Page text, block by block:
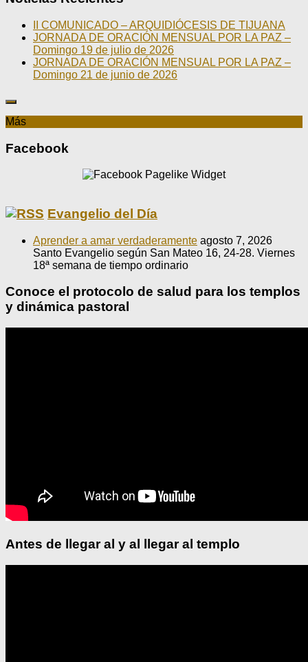
II COMUNICADO – ARQUIDIÓCESIS DE TIJUANA
JORNADA DE ORACIÓN MENSUAL POR LA PAZ –
Domingo 19 de julio de 2026
JORNADA DE ORACIÓN MENSUAL POR LA PAZ –
Domingo 21 de junio de 2026
Más
Facebook
Evangelio del Día
Aprender a amar verdaderamente agosto 7, 2026
Santo Evangelio según San Mateo 16, 24-28. Viernes
18ª semana de tiempo ordinario
Conoce el protocolo de salud para los templos
y dinámica pastoral
Antes de llegar al y al llegar al templo